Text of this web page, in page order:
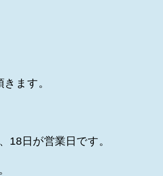
ます。
18日が営業日です。